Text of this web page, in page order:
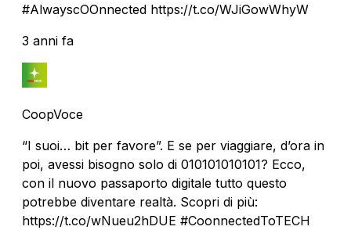
#AlwayscOOnnected https://t.co/WJiGowWhyW
3 anni fa
CoopVoce
“I suoi… bit per favore”. E se per viaggiare, d’ora in
poi, avessi bisogno solo di 010101010101? Ecco,
con il nuovo passaporto digitale tutto questo
potrebbe diventare realtà. Scopri di più:
https://t.co/wNueu2hDUE #CoonnectedToTECH